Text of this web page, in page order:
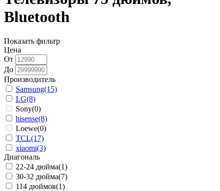
Bluetooth
Показать фильтр
Цена
От
До
Производитель
Samsung(15)
LG(8)
Sony(0)
hisense(8)
Loewe(0)
TCL(17)
xiaomi(3)
Диагональ
22-24 дюйма(1)
30-32 дюйма(7)
114 дюймов(1)